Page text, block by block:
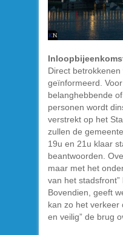
Direct
geïnformeerd.
belanghebbende
personen wordt
verstrekt op het
zullen de
19u en 21u klaar
beantwoorden.
maar met het
van het stadsfront”
Bovendien, geeft
kan zo het verkeer
en veilig” de brug